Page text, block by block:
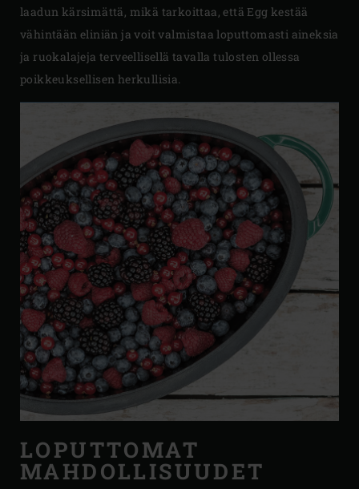
laadun kärsimättä, mikä tarkoittaa, että Egg kestää
vähintään eliniän ja voit valmistaa loputtomasti aineksia
ja ruokalajeja terveellisellä tavalla tulosten ollessa
poikkeuksellisen herkullisia.
LOPUTTOMAT
MAHDOLLISUUDET